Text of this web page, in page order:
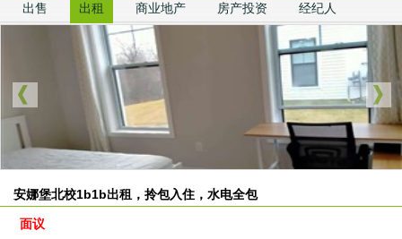
出售 出租 商业地产 房产投资 经纪人
安娜堡北校1b1b出租，拎包入住，水电全包
面议